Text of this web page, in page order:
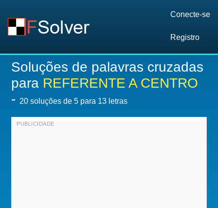
Conecte-se
Registro
Soluções de palavras cruzadas
para REFERENTE A CENTRO
- 20 soluções de 5 para 13 letras